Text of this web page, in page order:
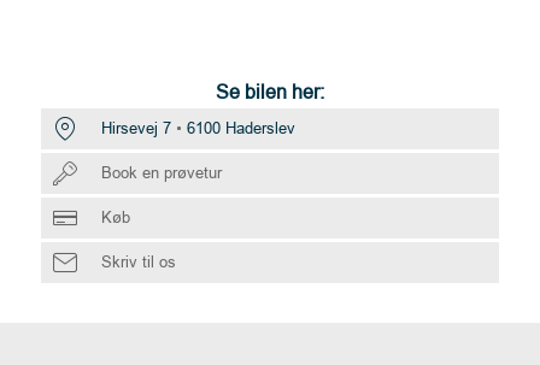
Se bilen her:
Hirsevej 7 6100 Haderslev
Book en prøvetur
Køb
Skriv til os